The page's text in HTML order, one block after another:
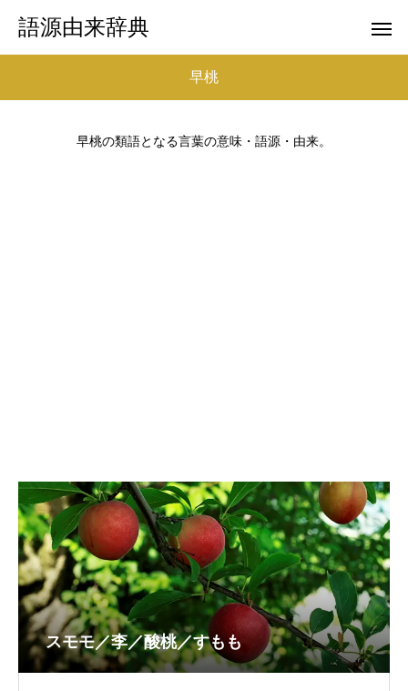
語源由来辞典
早桃
早桃の類語となる言葉の意味・語源・由来。
スモモ／李／酸桃／すもも